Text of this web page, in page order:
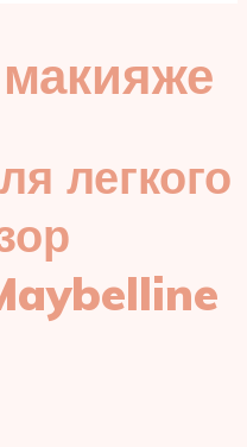
легкого